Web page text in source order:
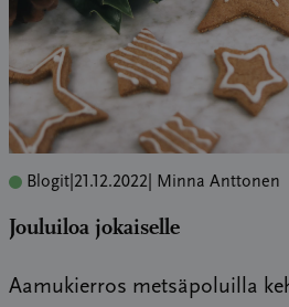
Blogit 21.12.2022 | Minna Anttonen
Jouluiloa jokaiselle
Aamukierros metsäpoluilla